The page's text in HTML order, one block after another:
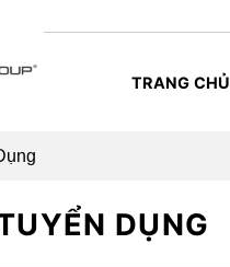
TRANG CHỦ
DỤNG